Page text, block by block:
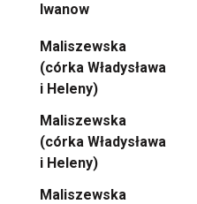
Iwanow
Maliszewska
(córka Władysława
i Heleny)
Maliszewska
(córka Władysława
i Heleny)
Maliszewska